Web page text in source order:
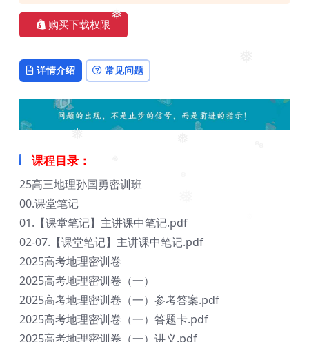
❅
购买下载权限
详情介绍 常见问题
课程目录：
25高三地理孙国勇密训班
00.课堂笔记
01.【课堂笔记】主讲课中笔记.pdf
02-07.【课堂笔记】主讲课中笔记.pdf
2025高考地理密训卷
2025高考地理密训卷（一）
2025高考地理密训卷（一）参考答案.pdf
2025高考地理密训卷（一）答题卡.pdf
2025高考地理密训卷（一）讲义.pdf